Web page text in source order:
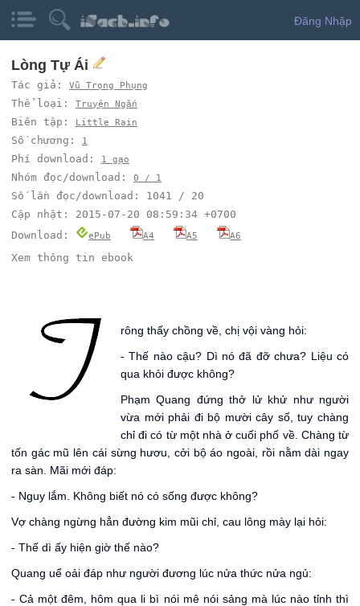
Đăng Nhập
Lòng Tự Ái
Tác giả: Vũ Trọng Phụng
Thể loại: Truyện Ngắn
Biên tập: Little Rain
Số chương: 1
Phí download: 1 gạo
Nhóm đọc/download: 0 / 1
Số lần đọc/download: 1041 / 20
Cập nhật: 2015-07-20 08:59:34 +0700
Download:
ePub A4 A5 A6
Xem thông tin ebook
rông thấy chồng về, chị vội vàng hỏi:
- Thế nào cậu? Dì nó đã đỡ chưa? Liệu có
qua khỏi được không?
Phạm Quang đứng thở lử khử như người
vừa mới phải đi bộ mười cây số, tuy chàng
chỉ đi có từ một nhà ở cuối phố về. Chàng từ
tốn gác mũ lên cái sừng hươu, cởi bộ áo ngoài, rồi nằm dài ngay
ra sàn. Mãi mới đáp:
- Nguy lắm. Không biết nó có sống được không?
Vợ chàng ngừng hẳn đường kim mũi chỉ, cau lông mày lại hỏi:
- Thế dì ấy hiện giờ thế nào?
Quang uể oải đáp như người đương lúc nửa thức nửa ngủ:
- Cả một đêm, hôm qua li bì nói mê nói sảng mà lúc nào tỉnh thì